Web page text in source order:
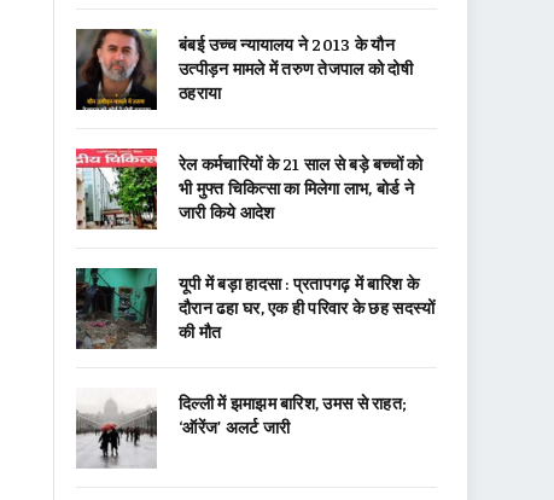
बंबई उच्च न्यायालय ने 2013 के यौन
उत्पीड़न मामले में तरुण तेजपाल को दोषी
ठहराया
रेल कर्मचारियों के 21 साल से बड़े बच्चों को
भी मुफ्त चिकित्सा का मिलेगा लाभ, बोर्ड ने
जारी किये आदेश
यूपी में बड़ा हादसा : प्रतापगढ़ में बारिश के
दौरान ढहा घर, एक ही परिवार के छह सदस्यों
की मौत
दिल्ली में झमाझम बारिश, उमस से राहत;
‘ऑरेंज’ अलर्ट जारी